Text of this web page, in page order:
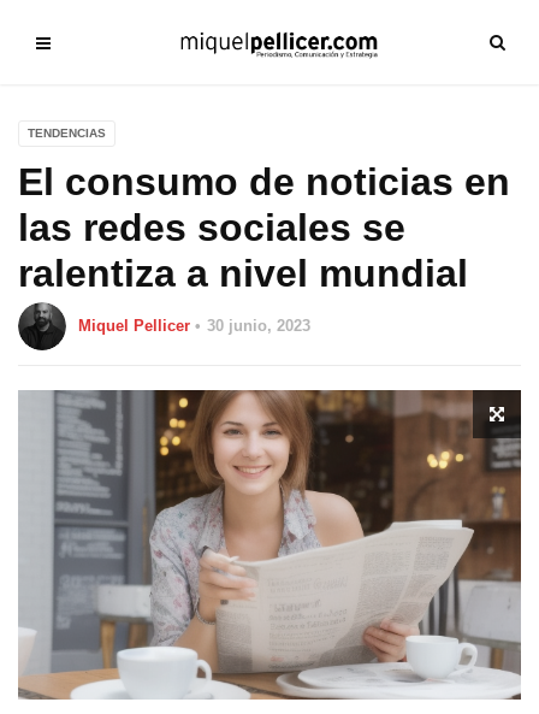
TENDENCIAS
El consumo de noticias en
las redes sociales se
ralentiza a nivel mundial
Miquel Pellicer 30 junio, 2023